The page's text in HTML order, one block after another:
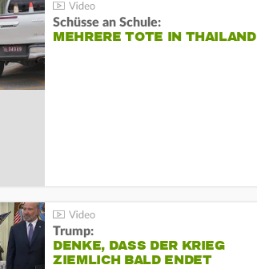
Schüsse an Schule:
MEHRERE TOTE IN THAILAND
Trump:
DENKE, DASS DER KRIEG
ZIEMLICH BALD ENDET